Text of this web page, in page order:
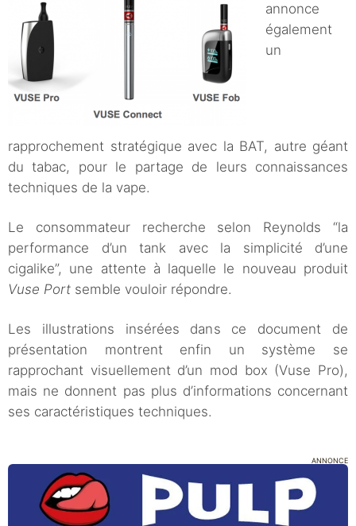
annonce
également
un
rapprochement stratégique avec la BAT, autre géant
du tabac, pour le partage de leurs connaissances
techniques de la vape.
Le consommateur recherche selon Reynolds “la
performance d’un tank avec la simplicité d’une
cigalike”, une attente à laquelle le nouveau produit
Vuse Port semble vouloir répondre.
Les illustrations insérées dans ce document de
présentation montrent enfin un système se
rapprochant visuellement d’un mod box (Vuse Pro),
mais ne donnent pas plus d’informations concernant
ses caractéristiques techniques.
ANNONCE